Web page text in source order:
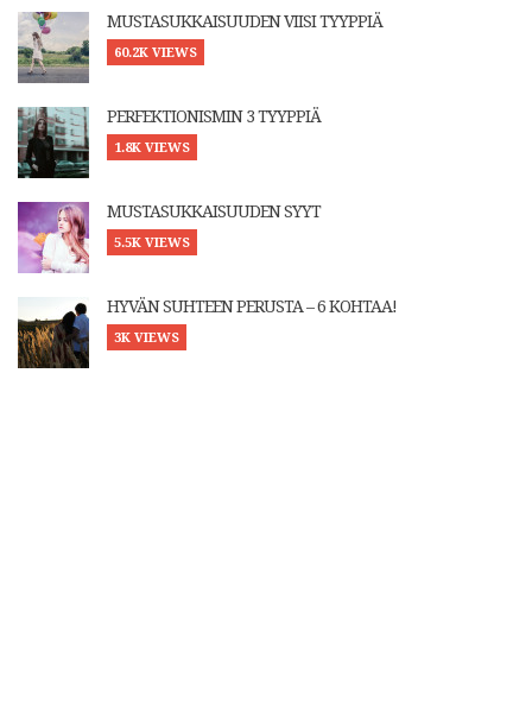
MUSTASUKKAISUUDEN VIISI TYYPPIÄ
60.2K VIEWS
PERFEKTIONISMIN 3 TYYPPIÄ
1.8K VIEWS
MUSTASUKKAISUUDEN SYYT
5.5K VIEWS
HYVÄN SUHTEEN PERUSTA – 6 KOHTAA!
3K VIEWS